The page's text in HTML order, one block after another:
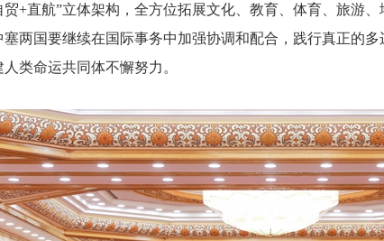
+直航”立体架构，全方位拓展文化、教育、体育、旅游
两国要继续在国际事务中加强协调和配合，践行真正的
类命运共同体不懈努力。